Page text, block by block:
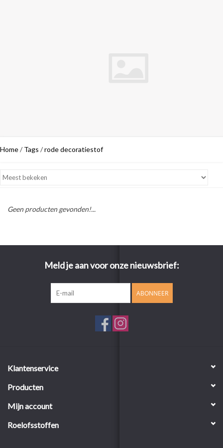
Home/ Tags /rode decoratiestof
Geen producten gevonden!...
Meld je aan voor onze nieuwsbrief:
ABONNEER
Klantenservice
Producten
Mijn account
Roelofsstoffen